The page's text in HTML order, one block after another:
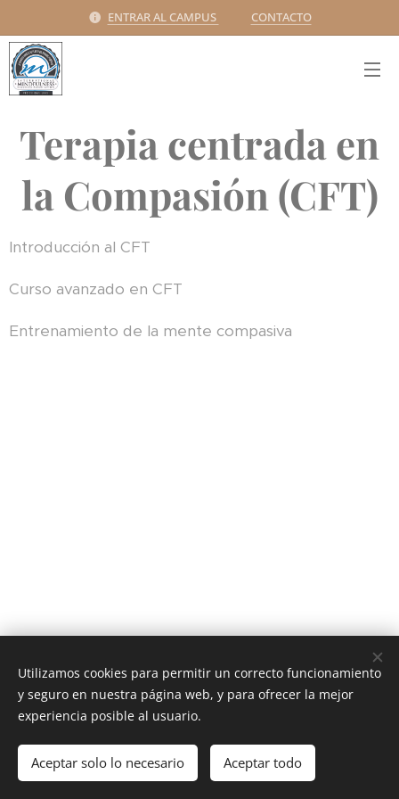
ENTRAR AL CAMPUS CONTACTO
Terapia centrada en
la Compasión (CFT)
Introducción al CFT
Curso avanzado en CFT
Entrenamiento de la mente compasiva
Asociación Mindfulness Argentina
Cookies
Utilizamos cookies para permitir un correcto funcionamiento
y seguro en nuestra página web, y para ofrecer la mejor
experiencia posible al usuario.
Aceptar solo lo necesario Aceptar todo